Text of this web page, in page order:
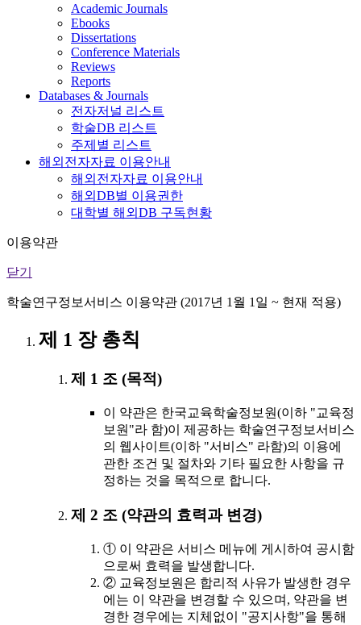
Academic Journals
Ebooks
Dissertations
Conference Materials
Reviews
Reports
Databases & Journals
전자저널 리스트
학술DB 리스트
주제별 리스트
해외전자자료 이용안내
해외전자자료 이용안내
해외DB별 이용권한
대학별 해외DB 구독현황
이용약관
닫기
학술연구정보서비스 이용약관 (2017년 1월 1일 ~ 현재 적용)
제 1 장 총칙
제 1 조 (목적)
이 약관은 한국교육학술정보원(이하 "교육정
보원"라 함)이 제공하는 학술연구정보서비스
의 웹사이트(이하 "서비스" 라함)의 이용에
관한 조건 및 절차와 기타 필요한 사항을 규
정하는 것을 목적으로 합니다.
제 2 조 (약관의 효력과 변경)
① 이 약관은 서비스 메뉴에 게시하여 공시함
으로써 효력을 발생합니다.
② 교육정보원은 합리적 사유가 발생한 경우
에는 이 약관을 변경할 수 있으며, 약관을 변
경한 경우에는 지체없이 "공지사항"을 통해